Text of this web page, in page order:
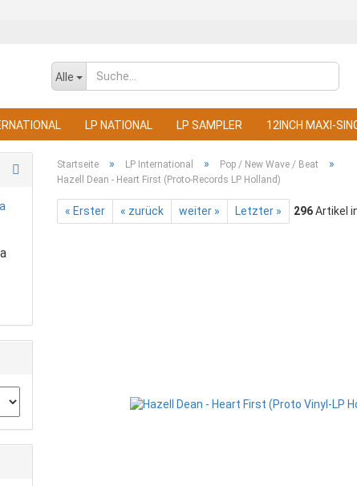
Alle
LP NATIONAL LP SAMPLER 12INCH MAXI-
Startseite » LP International » Pop / New Wave / Beat »
Hazell Dean - Heart First (Proto-Records LP Holland)
« Erster « zurück weiter » Letzter » 296Artikel